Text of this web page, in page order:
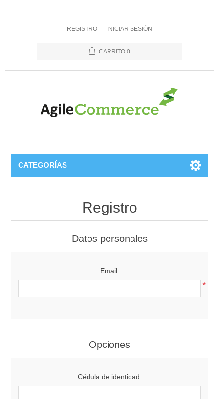
REGISTRO INICIAR SESIÓN
CARRITO 0
CATEGORÍAS
Registro
Datos personales
Email:
*
Opciones
Cédula de identidad: